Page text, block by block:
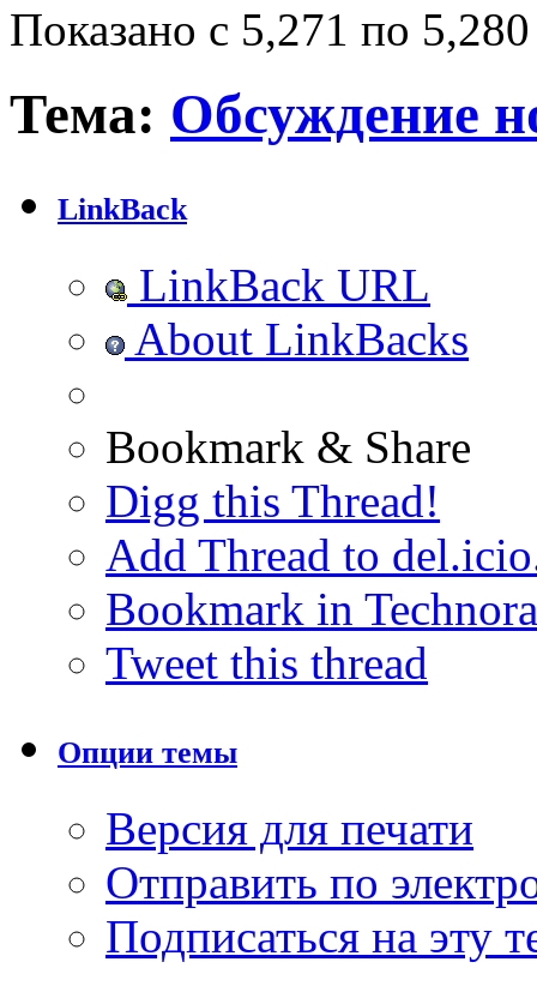
Показано с 5,271 по
Тема: Обсуждение
LinkBack
LinkBack URL
About LinkBacks
Bookmark & Share
Digg this Thread!
Add Thread to
Bookmark in
Tweet this thread
Опции темы
Версия для печати
Отправить по
Подписаться на эту